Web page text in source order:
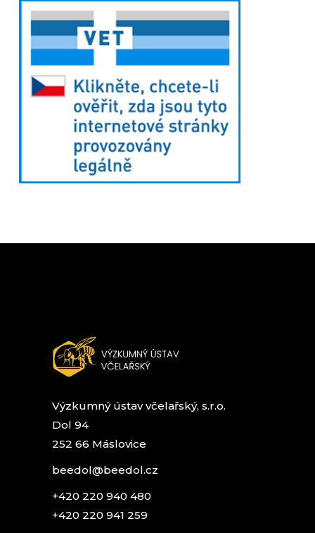
Výzkumný ústav včelařský, s.r.o.
Dol 94
252 66 Máslovice
beedol@beedol.cz
+420 220 940 480
+420 220 941 259